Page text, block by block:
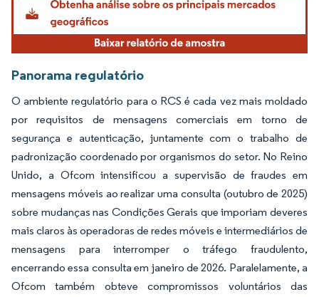
Panorama regulatório
O ambiente regulatório para o RCS é cada vez mais moldado
por requisitos de mensagens comerciais em torno de
segurança e autenticação, juntamente com o trabalho de
padronização coordenado por organismos do setor. No Reino
Unido, a Ofcom intensificou a supervisão de fraudes em
mensagens móveis ao realizar uma consulta (outubro de 2025)
sobre mudanças nas Condições Gerais que imporiam deveres
mais claros às operadoras de redes móveis e intermediários de
mensagens para interromper o tráfego fraudulento,
encerrando essa consulta em janeiro de 2026. Paralelamente, a
Ofcom também obteve compromissos voluntários das